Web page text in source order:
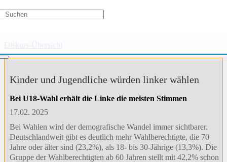
Gesellschaft
Kinder und Jugendliche würden linker wählen
Bei U18-Wahl erhält die Linke die meisten Stimmen
17.02. 2025
Bei Wahlen wird der demografische Wandel immer sichtbarer.
Deutschlandweit gibt es deutlich mehr Wahlberechtigte, die 70
Jahre oder älter sind (23,2%), als 18- bis 30-Jährige (13,3%). Die
Gruppe der Wahlberechtigten ab 60 Jahren stellt mit 42,2% schon